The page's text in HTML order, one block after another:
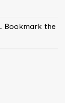
. Bookmark the